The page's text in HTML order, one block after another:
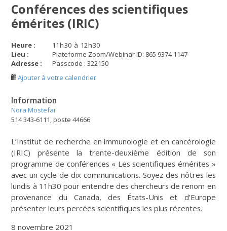
Conférences des scientifiques
émérites (IRIC)
Heure : 11h30 à 12h30
Lieu :
Plateforme Zoom/Webinar ID: 865 9374 1147
Adresse :
Passcode : 322150
Ajouter à votre calendrier
Information
Nora Mostefaï
514 343-6111, poste 44666
L’Institut de recherche en immunologie et en cancérologie
(IRIC) présente la trente-deuxième édition de son
programme de conférences « Les scientifiques émérites »
avec un cycle de dix communications. Soyez des nôtres les
lundis à 11h30 pour entendre des chercheurs de renom en
provenance du Canada, des États-Unis et d’Europe
présenter leurs percées scientifiques les plus récentes.
8 novembre 2021